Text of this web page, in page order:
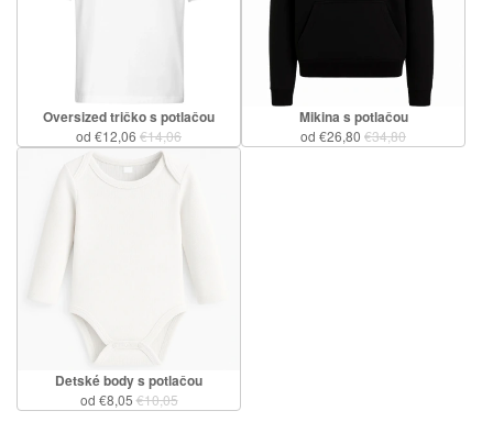
Oversized tričko s potlačou
od €12,06 €14,06
Mikina s potlačou
od €26,80 €34,80
Detské body s potlačou
od €8,05€10,05